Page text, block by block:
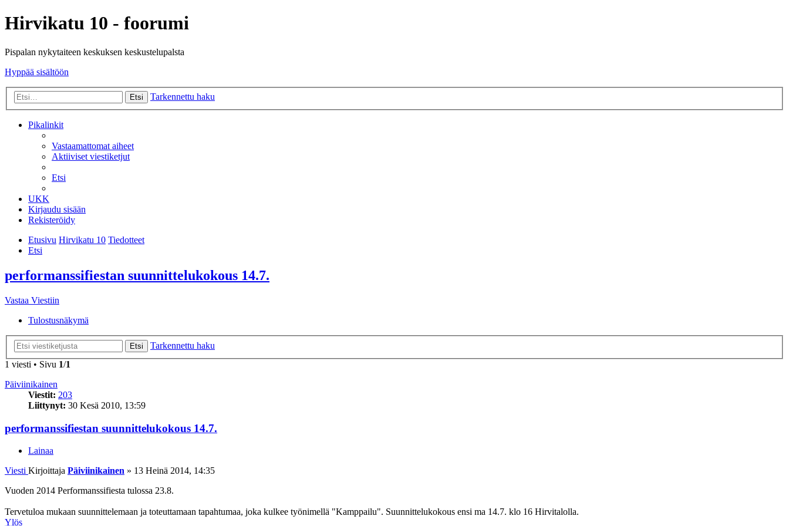
Hirvikatu 10 - foorumi
Pispalan nykytaiteen keskuksen keskustelupalsta
Hyppää sisältöön
Etsi Tarkennettu haku
Pikalinkit
Vastaamattomat aiheet
Aktiiviset viestiketjut
Etsi
UKK
Kirjaudu sisään
Rekisteröidy
Etusivu Hirvikatu 10 Tiedotteet
Etsi
performanssifiestan suunnittelukokous 14.7.
Vastaa Viestiin
Tulostusnäkymä
Etsi
Tarkennettu haku
1 viesti • Sivu 1/1
Päiviinikainen
Viestit: 203
Liittynyt: 30 Kesä 2010, 13:59
performanssifiestan suunnittelukokous 14.7.
Lainaa
Viesti Kirjoittaja Päiviinikainen » 13 Heinä 2014, 14:35
Vuoden 2014 Performanssifiesta tulossa 23.8.
Tervetuloa mukaan suunnittelemaan ja toteuttamaan tapahtumaa, joka kulkee työnimellä "Kamppailu". Suunnittelukokous ensi ma 14.7. klo 16 Hirvitalolla.
Ylös